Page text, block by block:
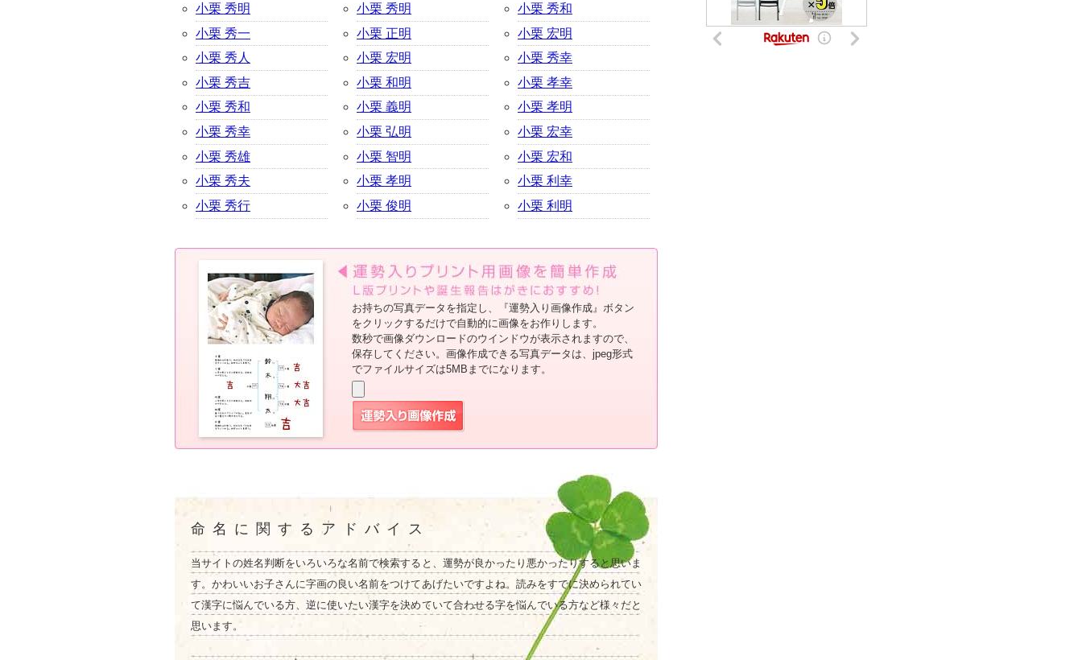
小栗 秀明
小栗 秀一
小栗 秀人
小栗 秀吉
小栗 秀和
小栗 秀幸
小栗 秀雄
小栗 秀夫
小栗 秀行
小栗 秀明
小栗 正明
小栗 宏明
小栗 和明
小栗 義明
小栗 弘明
小栗 智明
小栗 孝明
小栗 俊明
小栗 秀和
小栗 宏明
小栗 秀幸
小栗 孝幸
小栗 孝明
小栗 宏幸
小栗 宏和
小栗 利幸
小栗 利明
お持ちの写真データを指定し、『運勢入り画像作成』ボタン
をクリックするだけで自動的に画像をお作りします。
数秒で画像ダウンロードのウインドウが表示されますので、
保存してください。画像作成できる写真データは、jpeg形式
でファイルサイズは5MBまでになります。
命名に関するアドバイス
当サイトの姓名判断をいろいろな名前で検索すると、運勢が良かったり悪かったりすると思いま
す。かわいいお子さんに字画の良い名前をつけてあげたいですよね。読みをすでに決められてい
て漢字に悩んでいる方、逆に使いたい漢字を決めていて合わせる字を悩んでいる方など様々だと
思います。